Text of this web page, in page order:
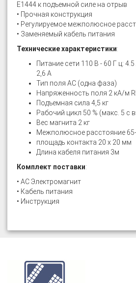
E1444 к подъемной силе на отрыв
• Прочная конструкция
• Регулируемое межполюсное
• Заменяемый кабель питания
Технические характеристики:
Питание сети 110 В - 60 Г ц:
2,6 А
Тип поля AC (одна фаза)
Напряженность поля 2 кА/м
Подъемная сила 4,5 кг
Рабочий цикл 50 % (макс. 5 с
Вес магнита 2 кг
Межполюсное расстояние
площадь контакта 20 x 20 мм
Длина кабеля питания 3м
Комплект поставки:
• AC Электромагнит
• Кабель питания
• Инструкция